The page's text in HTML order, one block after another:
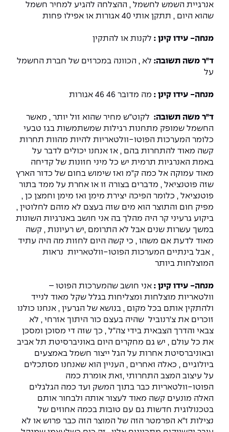
אנרגיית השמש לחשמל , ההצלחה להגיע למחיר חשמל
שהוא היום , תתקן אותי 40 אגורות או אפילו פחות
מנחה- עידו קינן : לקנות או להתקין
ד"ר משה תשובה: לא , הכוונה במכרזים של חברת החשמל
על
מנחה- עידו קינן : מה מדובר 46 46 אגורות
ד"ר משה תשובה: לקוט"ש מחיר שהוא זול יותר , מאשר
החשמל שמופק מתחנות רגילות שמשתמשות בגז טבעי
כלומר המערכות הפוטו-וולטאריות להיות מהוות תחרות
קשה מאוד להתחרות בהם , אז אנחנו יכולים לדבר על
באמת האנרגיות תרמית יש כל מיני חזונות של קדיחה
מאוד עמוקה אל כמה ק"מ ואז שימוש בחום של כדור הארץ
שזה פוטנציאל , מדברים בצורה זו או אחרת על ממד בתור
פוטנציאל , כלומר הפיכה יצירת מימן ואז מימן וחמצן כן ,
מפיק חום והתוצר הוא מים שזה בעצם לא מזהם לחלוטין ,
ביקוע גרעיני קר היה מהלך בה אני חושב באנרגיות השונות
במשך עשרות שנים אבל לא התרומם ,יש רעיונות , קשה
מאוד לדעת אם משהו , כי קשה היום לחזות מה היה עתיד
, אבל בינתיים המערכות הפוטו-וולטאריות נראות
המוצלחות ביותר
מנחה- עידו קינן : אני חושב שהמערכות הפוטו –
וולטאריות מוצלחות ומצליחות בגלל שקל מאוד לנייד
ולהתקין אותם בכל מקום , בנושא של הגרעין , אנחנו כולנו
זוכרים את צ'רנוביל שהיה בעצם כור היתוך אזרחי , לא
צבאי והדרך הצבאית בידי צה"ל , כך שזה די מסוכן ומסכן
את כל עולם , יש גם מחקרים היום באוניברסיטת תל אביב
ובאוניברסיטת אחרות על הגל ייצור חשמל באמצעים
ביולוגיים , כאלה ואחרים , העניין הוא שאנחנו מסתכלים
על עיצוב המצב התחרותי ,זאת אומרת כמה
הפוטו-וולטאריות כבר בתוך המשק ועד כמה הגלגלים
האלה מונעים קשה מאוד לעצור אותה ולבחור אותם
בטכנולוגית חדשות גם עם טובות בכמה אחוזים של
נצילות ז"א הפרמטר הזה של המוצר הזה כבר פרוש או לא